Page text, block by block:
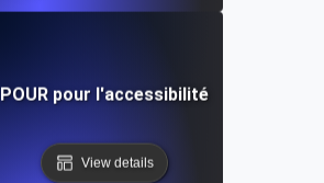
POUR pour l'accessibilité
View details